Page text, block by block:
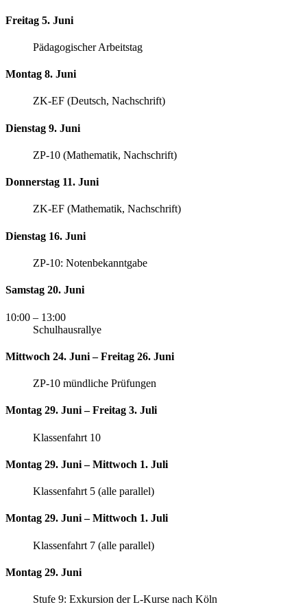
Freitag 5. Juni
Pädagogischer Arbeitstag
Montag 8. Juni
ZK-EF (Deutsch, Nachschrift)
Dienstag 9. Juni
ZP-10 (Mathematik, Nachschrift)
Donnerstag 11. Juni
ZK-EF (Mathematik, Nachschrift)
Dienstag 16. Juni
ZP-10: Notenbekanntgabe
Samstag 20. Juni
10:00 – 13:00
Schulhausrallye
Mittwoch 24. Juni – Freitag 26. Juni
ZP-10 mündliche Prüfungen
Montag 29. Juni – Freitag 3. Juli
Klassenfahrt 10
Montag 29. Juni – Mittwoch 1. Juli
Klassenfahrt 5 (alle parallel)
Montag 29. Juni – Mittwoch 1. Juli
Klassenfahrt 7 (alle parallel)
Montag 29. Juni
Stufe 9: Exkursion der L-Kurse nach Köln